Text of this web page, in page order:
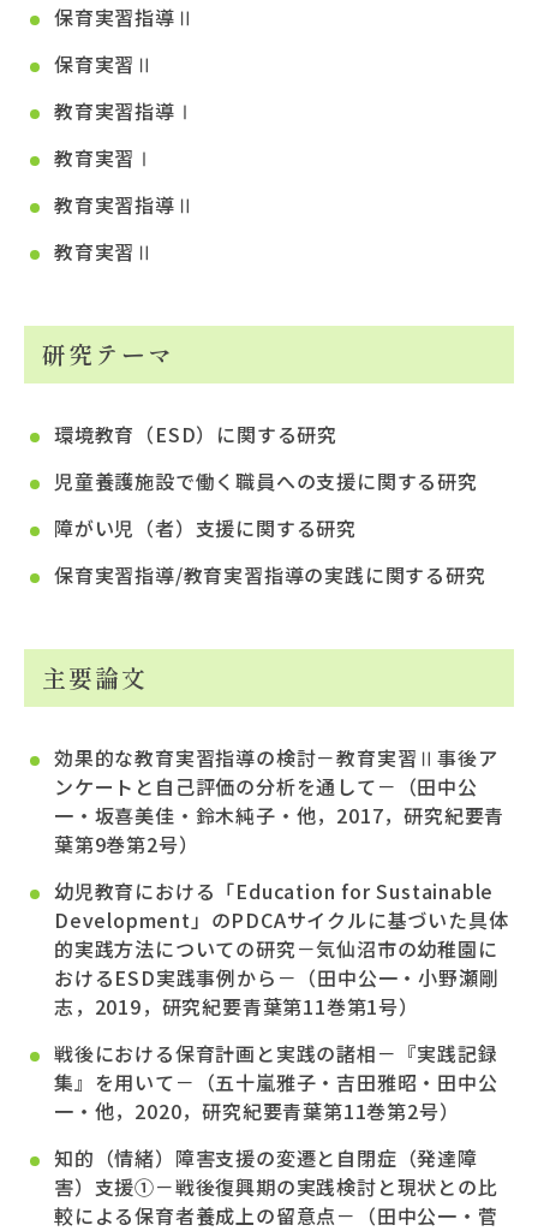
保育実習指導Ⅱ
保育実習Ⅱ
教育実習指導Ⅰ
教育実習Ⅰ
教育実習指導Ⅱ
教育実習Ⅱ
研究テーマ
環境教育（ESD）に関する研究
児童養護施設で働く職員への支援に関する研究
障がい児（者）支援に関する研究
保育実習指導/教育実習指導の実践に関する研究
主要論文
効果的な教育実習指導の検討－教育実習Ⅱ事後ア
ンケートと自己評価の分析を通して－（田中公
一・坂喜美佳・鈴木純子・他，2017，研究紀要青
葉第9巻第2号）
幼児教育における「Education for Sustainable
Development」のPDCAサイクルに基づいた具体
的実践方法についての研究－気仙沼市の幼稚園に
おけるESD実践事例から－（田中公一・小野瀬剛
志，2019，研究紀要青葉第11巻第1号）
戦後における保育計画と実践の諸相－『実践記録
集』を用いて－（五十嵐雅子・吉田雅昭・田中公
一・他，2020，研究紀要青葉第11巻第2号）
知的（情緒）障害支援の変遷と自閉症（発達障
害）支援①－戦後復興期の実践検討と現状との比
較による保育者養成上の留意点－（田中公一・菅